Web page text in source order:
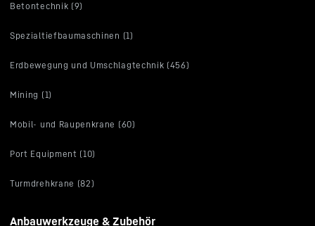
Betontechnik (9)
Spezialtiefbaumaschinen (1)
Erdbewegung und Umschlagtechnik (456)
Mining (1)
Mobil- und Raupenkrane (60)
Port Equipment (10)
Turmdrehkrane (82)
Anbauwerkzeuge & Zubehör